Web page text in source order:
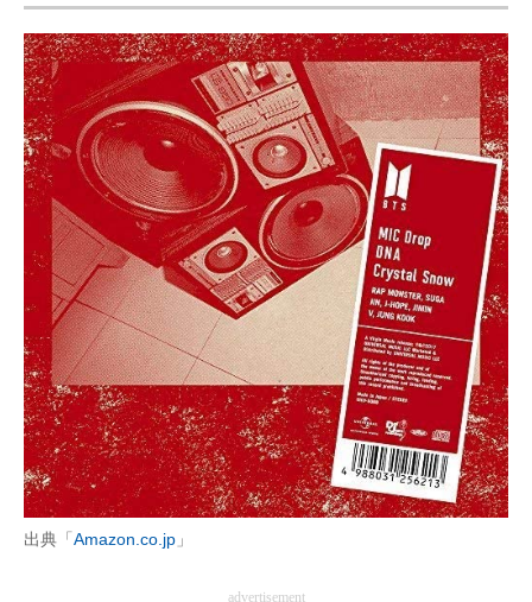
出典「 Amazon.co.jp 」
advertisement